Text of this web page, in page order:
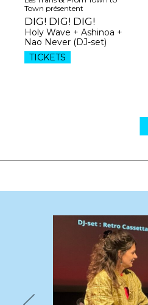
Town présentent
DIG! DIG! DIG!
Holy Wave + Ashinoa +
Nao Never (DJ-set)
TICKETS